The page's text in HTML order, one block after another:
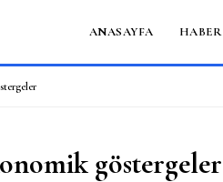
ANASAYFA HABER
göstergeler